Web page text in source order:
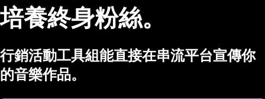
培養終身粉絲。
行銷活動工具組能直接在串流平台宣傳你
的音樂作品。